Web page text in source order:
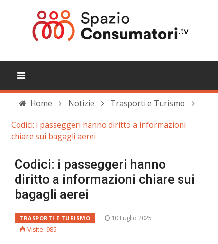
Home Notizie
Trasporti e Turismo
Codici: i passeggeri hanno diritto a informazioni
chiare sui bagagli aerei
Codici: i passeggeri hanno
diritto a informazioni chiare sui
bagagli aerei
TRASPORTI E TURISMO
10 Luglio 2025
Visite: 986